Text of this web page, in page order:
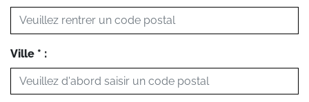
Ville * :